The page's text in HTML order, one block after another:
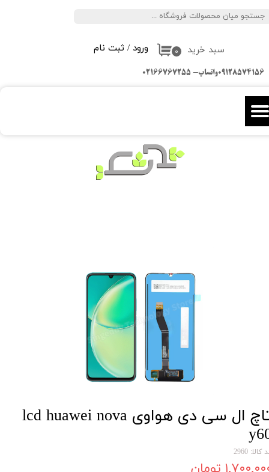
ورود / ثبت نام
تغییر گذر واژه
سفارشات
خروج از حساب کاربری
۰ سبد خرید
تاچ ال سی دی هواوی lcd huawei nova
کالا: 2960